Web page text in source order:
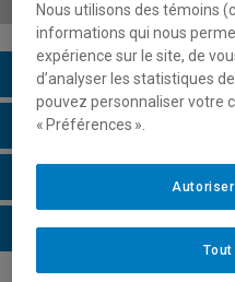
Description du cours
Horaire - Été 2026
Horaire - Automne 2026
Horaire - Hiver 2027
Nous utilisons des témoins
informations qui nous
expérience sur le site, de
d’analyser les statistiques
pouvez personnaliser votre
« Préférences ».